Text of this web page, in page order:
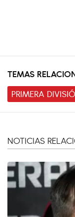
TEMAS
PRIMERA
NOTICIAS